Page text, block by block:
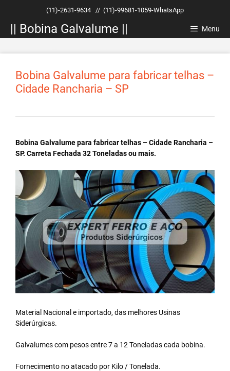
conteúdo
(11)-2631-9634 // (11)-99681-1059-WhatsApp
|| Bobina Galvalume || Menu
Bobina Galvalume para fabricar telhas –
Cidade Rancharia – SP
Bobina Galvalume para fabricar telhas – Cidade Rancharia –
SP. Carreta Fechada 32 Toneladas ou mais.
Material Nacional e importado, das melhores Usinas
Siderúrgicas.
Galvalumes com pesos entre 7 a 12 Toneladas cada bobina.
Fornecimento no atacado por Kilo / Tonelada.